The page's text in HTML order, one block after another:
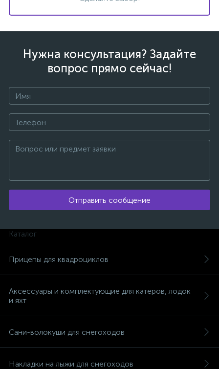
Нужна консультация? Задайте
вопрос прямо сейчас!
Отправить сообщение
Каталог
Прицепы для квадроциклов
Аксессуары и комплектующие для катеров, лодок
и яхт
Сани-волокуши для снегоходов
Накладки на лыжи для снегоходов